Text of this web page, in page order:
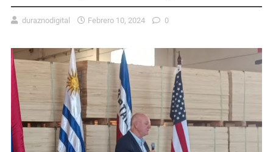
duraznodigital Febrero 10, 2024 0